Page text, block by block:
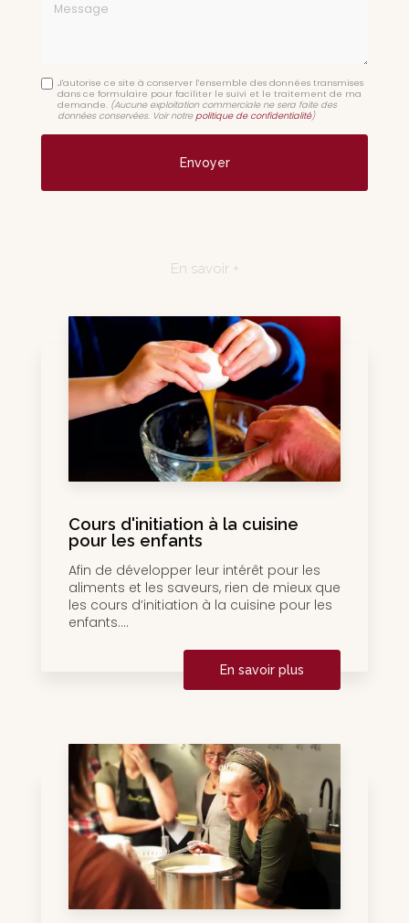
Message
J'autorise ce site à conserver l'ensemble des données transmises
dans ce formulaire pour faciliter le suivi et le traitement de ma
demande. (Aucune exploitation commerciale ne sera faite des
données conservées. Voir notre politique de confidentialité)
En savoir +
Cours d'initiation à la cuisine
pour les enfants
Afin de développer leur intérêt pour les
aliments et les saveurs, rien de mieux que
les cours d’initiation à la cuisine pour les
enfants....
En savoir plus